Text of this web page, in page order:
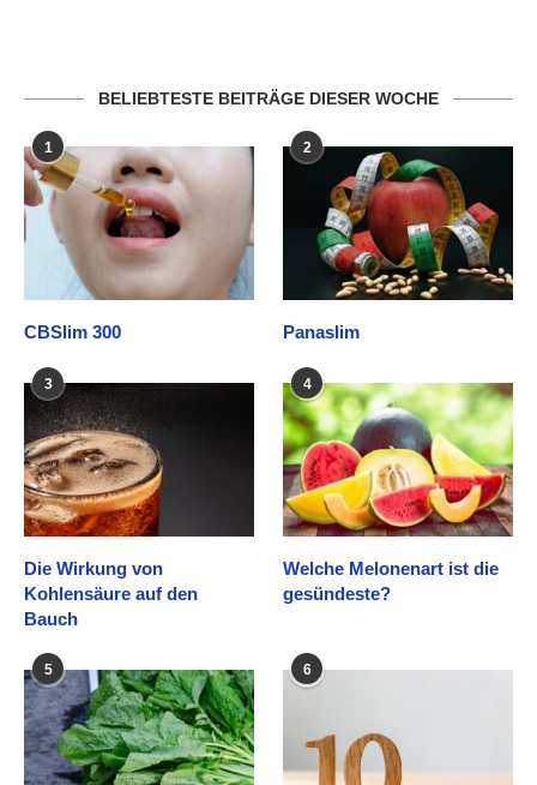
BELIEBTESTE BEITRÄGE DIESER WOCHE
1
CBSlim 300
2
Panaslim
3
Die Wirkung von
Kohlensäure auf den
Bauch
4
Welche Melonenart ist die
gesündeste?
5 6